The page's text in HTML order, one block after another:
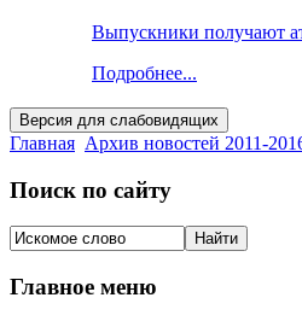
Выпускники получают
Подробнее...
Главная Архив новостей 2011-
Поиск по сайту
Главное меню